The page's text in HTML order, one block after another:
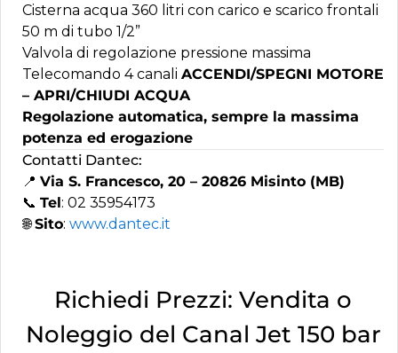
Cisterna acqua 360 litri con carico e scarico frontali
50 m di tubo 1/2”
Valvola di regolazione pressione massima
Telecomando 4 canali ACCENDI/SPEGNI MOTORE
– APRI/CHIUDI ACQUA
Regolazione automatica, sempre la massima
potenza ed erogazione
Contatti Dantec:
📍 Via S. Francesco, 20 – 20826 Misinto (MB)
📞 Tel: 02 35954173
🌐Sito: www.dantec.it
Richiedi Prezzi: Vendita o
Noleggio del Canal Jet 150 bar